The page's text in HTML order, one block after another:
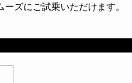
ズにご試乗いただけます。